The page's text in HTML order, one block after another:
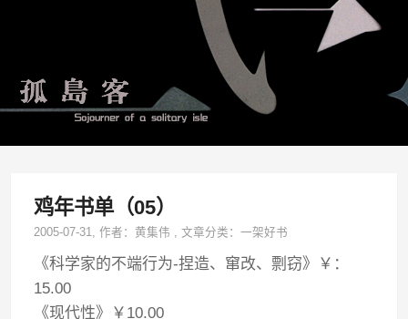
鸡年书单（05）
2005-07-31, 作者：黄集伟 ,文章分类：一架好书
《科学家的不端行为-捏造、窜改、剽窃》￥：
15.00
《现代性》￥10.00